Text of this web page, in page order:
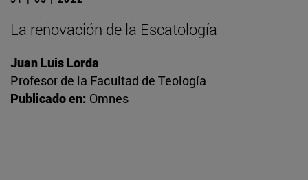
La renovación de la Escatología
Juan Luis Lorda
Profesor de la Facultad de Teología
Publicado en: Omnes